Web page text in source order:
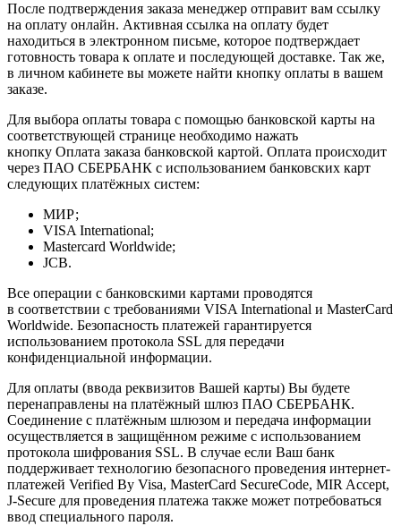
После подтверждения заказа менеджер отправит вам ссылку
на оплату онлайн. Активная ссылка на оплату будет
находиться в электронном письме, которое подтверждает
готовность товара к оплате и последующей доставке. Так же,
в личном кабинете вы можете найти кнопку оплаты в вашем
заказе.
Для выбора оплаты товара с помощью банковской карты на
соответствующей странице необходимо нажать
кнопку Оплата заказа банковской картой. Оплата происходит
через ПАО СБЕРБАНК с использованием банковских карт
следующих платёжных систем:
МИР;
VISA International;
Mastercard Worldwide;
JCB.
Все операции с банковскими картами проводятся
в соответствии с требованиями VISA International и MasterCard
Worldwide. Безопасность платежей гарантируется
использованием протокола SSL для передачи
конфиденциальной информации.
Для оплаты (ввода реквизитов Вашей карты) Вы будете
перенаправлены на платёжный шлюз ПАО СБЕРБАНК.
Соединение с платёжным шлюзом и передача информации
осуществляется в защищённом режиме с использованием
протокола шифрования SSL. В случае если Ваш банк
поддерживает технологию безопасного проведения интернет-
платежей Verified By Visa, MasterCard SecureCode, MIR Accept,
J-Secure для проведения платежа также может потребоваться
ввод специального пароля.